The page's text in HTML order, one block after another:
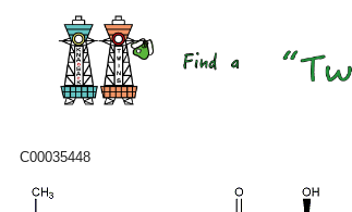
C00035448